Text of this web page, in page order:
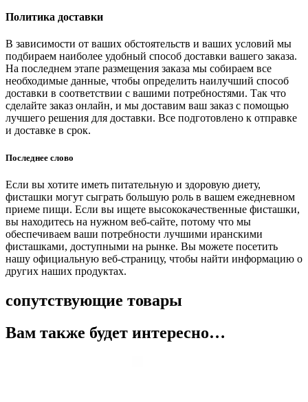
Политика доставки
В зависимости от ваших обстоятельств и ваших условий мы
подбираем наиболее удобный способ доставки вашего заказа.
На последнем этапе размещения заказа мы собираем все
необходимые данные, чтобы определить наилучший способ
доставки в соответствии с вашими потребностями. Так что
сделайте заказ онлайн, и мы доставим ваш заказ с помощью
лучшего решения для доставки. Все подготовлено к отправке
и доставке в срок.
Последнее слово
Если вы хотите иметь питательную и здоровую диету,
фисташки могут сыграть большую роль в вашем ежедневном
приеме пищи. Если вы ищете высококачественные фисташки,
вы находитесь на нужном веб-сайте, потому что мы
обеспечиваем ваши потребности лучшими иранскими
фисташками, доступными на рынке. Вы можете посетить
нашу официальную веб-страницу, чтобы найти информацию о
других наших продуктах.
сопутствующие товары
Вам также будет интересно…